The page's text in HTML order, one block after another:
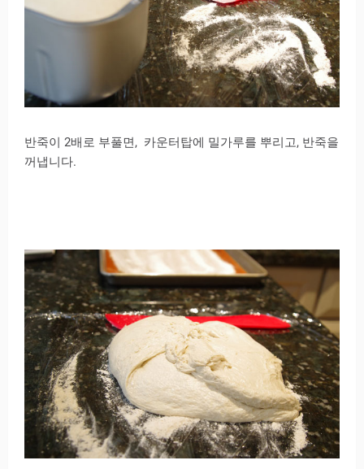
반죽이 2배로 부풀면, 카운터탑에 밀가루를 뿌리고, 반죽을
꺼냅니다.